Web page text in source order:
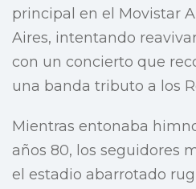
principal en el Movistar
Aires, intentando
con un concierto que
una banda tributo a los
Mientras entonaba
años 80, los seguidores
el estadio abarrotado